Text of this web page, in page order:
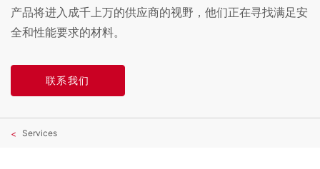
产品将进入成千上万的供应商的视野，他们正在寻找满足安
全和性能要求的材料。
联系我们
Services